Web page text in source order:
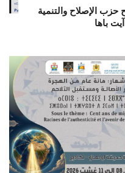
الإصلاح والتنمية
باها